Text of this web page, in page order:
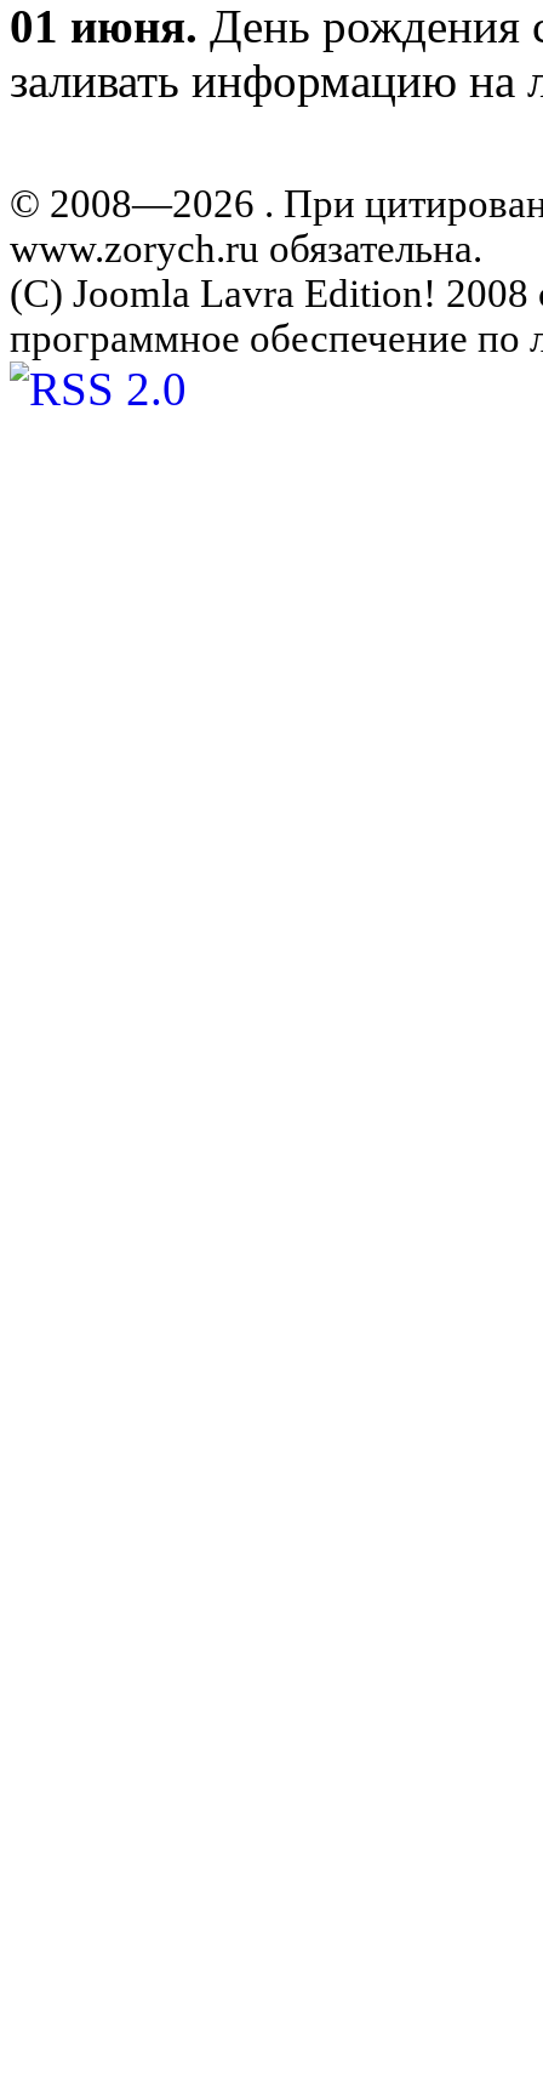
01 июня. День рождения
заливать информацию на
© 2008—2026 . При
www.zorych.ru обязательна.
(C) Joomla Lavra Edition! 2008
программное обеспечение по